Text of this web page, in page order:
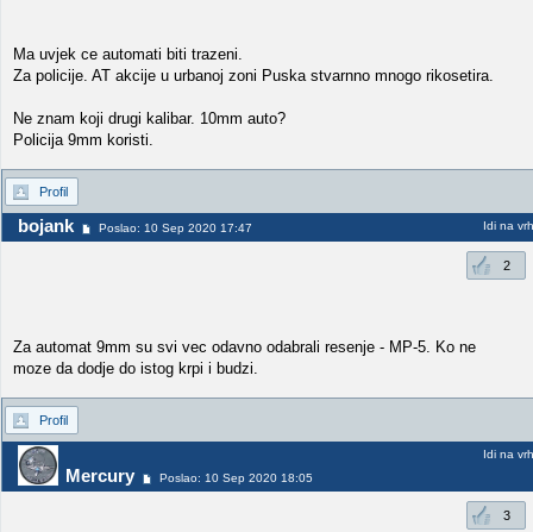
Ma uvjek ce automati biti trazeni.
Za policije. AT akcije u urbanoj zoni Puska stvarnno mnogo rikosetira.
Ne znam koji drugi kalibar. 10mm auto?
Policija 9mm koristi.
Profil
bojank Poslao: 10 Sep 2020 17:47 Idi na vrh
2
Za automat 9mm su svi vec odavno odabrali resenje - MP-5. Ko ne
moze da dodje do istog krpi i budzi.
Profil
Mercury Poslao: 10 Sep 2020 18:05
Idi na vrh
3